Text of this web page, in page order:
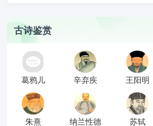
古诗鉴赏
葛鸦儿 辛弃疾 王阳明
朱熹 纳兰性德 苏轼